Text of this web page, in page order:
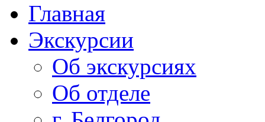
Главная
Экскурсии
Об экскурсиях
Об отделе